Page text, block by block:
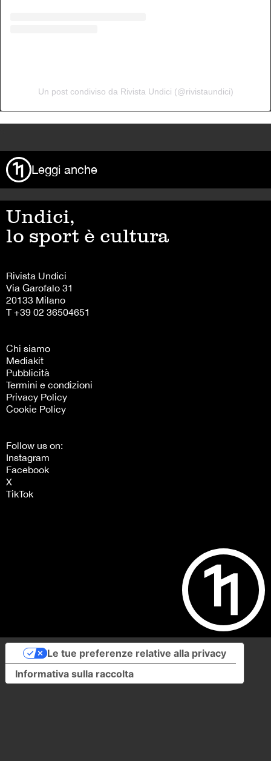
Un post condiviso da Rivista Undici (@rivistaundici)
Leggi anche
Undici,
lo sport è cultura
Rivista Undici
Via Garofalo 31
20133 Milano
T +39 02 36504651
Chi siamo
Mediakit
Pubblicità
Termini e condizioni
Privacy Policy
Cookie Policy
Follow us on:
Instagram
Facebook
X
TikTok
Informativa sulla raccolta
Le tue preferenze relative alla privacy